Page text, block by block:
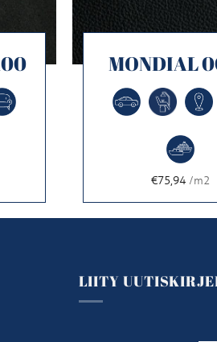
MONDIAL
€75,94 /m2
LIITY